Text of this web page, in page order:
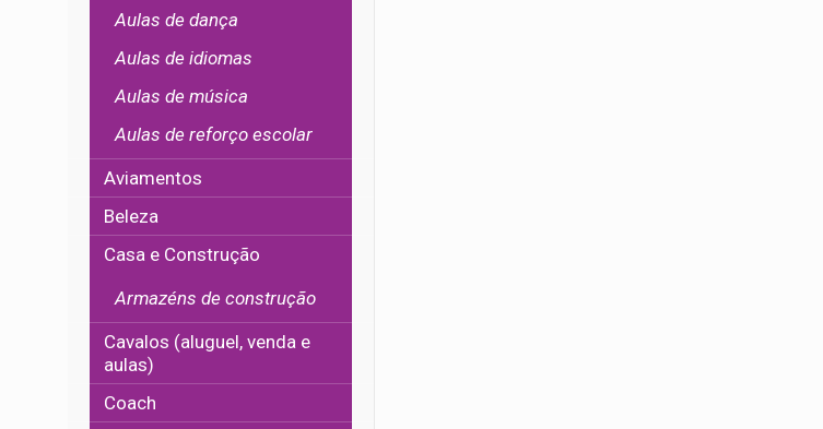
Aulas de dança
Aulas de idiomas
Aulas de música
Aulas de reforço escolar
Aviamentos
Beleza
Casa e Construção
Armazéns de construção
Cavalos (aluguel, venda e
aulas)
Coach